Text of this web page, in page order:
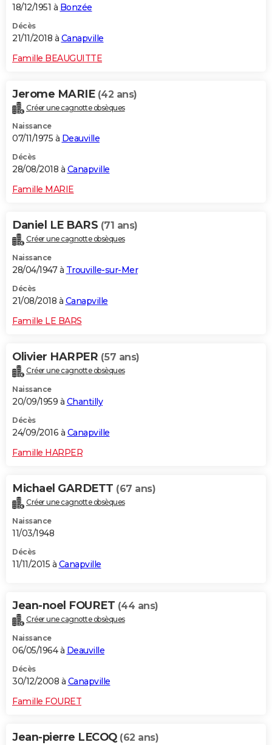
18/12/1951 à Bonzée
Décès
21/11/2018 à Canapville
Famille BEAUGUITTE
Jerome MARIE (42 ans)
Créer une cagnotte obsèques
Naissance
07/11/1975 à Deauville
Décès
28/08/2018 à Canapville
Famille MARIE
Daniel LE BARS (71 ans)
Créer une cagnotte obsèques
Naissance
28/04/1947 à Trouville-sur-Mer
Décès
21/08/2018 à Canapville
Famille LE BARS
Olivier HARPER (57 ans)
Créer une cagnotte obsèques
Naissance
20/09/1959 à Chantilly
Décès
24/09/2016 à Canapville
Famille HARPER
Michael GARDETT (67 ans)
Créer une cagnotte obsèques
Naissance
11/03/1948
Décès
11/11/2015 à Canapville
Jean-noel FOURET (44 ans)
Créer une cagnotte obsèques
Naissance
06/05/1964 à Deauville
Décès
30/12/2008 à Canapville
Famille FOURET
Jean-pierre LECOQ (62 ans)